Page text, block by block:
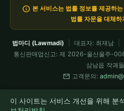
이 사이트는 서비스 개선을 위해 분
info 본 서비스는 법률 정보를 제공하
법률 자문을 대체하
법마디 (Lawmadi) 대표자: 최재남
통신판매업신고: 제 2026-울산울주-
삼남읍 작괘
mail 고객문의:
모든 코드는 Claude Fable이 설계·검